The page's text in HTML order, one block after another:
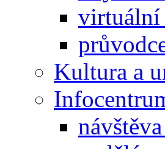
virtuální
Kultura a